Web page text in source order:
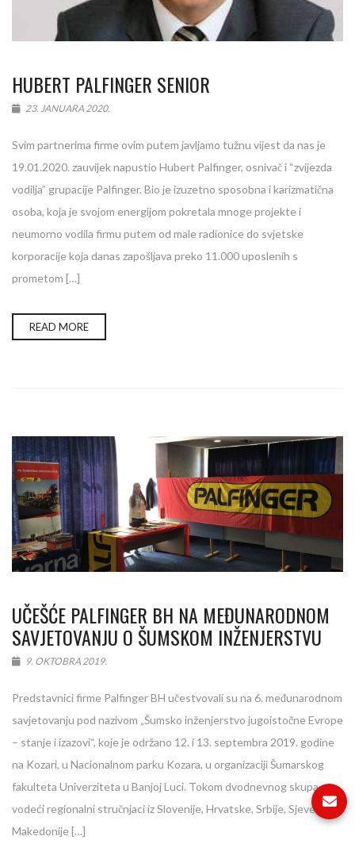
HUBERT PALFINGER SENIOR
23. JANUARA 2020.
Svim partnerima firme ovim putem javljamo tužnu vijest da nas je
19.01.2020. zauvijek napustio Hubert Palfinger, osnivač i “zvijezda
vodilja” grupacije Palfinger. Bio je izuzetno sposobna i karizmatična
osoba, koja je svojom energijom pokretala mnoge projekte i
neumorno vodila firmu putem od male radionice do svjetske
korporacije koja danas zapošljava preko 11.000 uposlenih s
prometom […]
READ MORE
UČEŠĆE PALFINGER BH NA MEĐUNARODNOM
SAVJETOVANJU O ŠUMSKOM INŽENJERSTVU
9. OKTOBRA 2019.
Predstavnici firme Palfinger BH učestvovali su na 6. međunarodnom
savjetovanju pod nazivom „Šumsko inženjerstvo jugoistočne Evrope
– stanje i izazovi“, koje je održano 12. i 13. septembra 2019. godine
na Kozari, u Nacionalnom parku Kozara, u organizaciji Šumarskog
fakulteta Univerziteta u Banjoj Luci. Tokom dvodnevnog skupa,
vodeći regionalni stručnjaci iz Slovenije, Hrvatske, Srbije, Sjeverne
Makedonije […]